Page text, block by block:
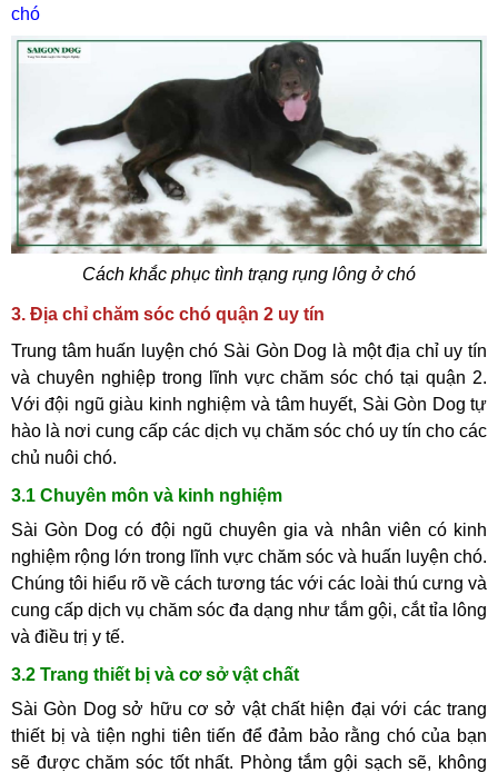
chó
Cách khắc phục tình trạng rụng lông ở chó
3. Địa chỉ chăm sóc chó quận 2 uy tín
Trung tâm huấn luyện chó Sài Gòn Dog là một địa chỉ uy tín
và chuyên nghiệp trong lĩnh vực chăm sóc chó tại quận 2.
Với đội ngũ giàu kinh nghiệm và tâm huyết, Sài Gòn Dog tự
hào là nơi cung cấp các dịch vụ chăm sóc chó uy tín cho các
chủ nuôi chó.
3.1 Chuyên môn và kinh nghiệm
Sài Gòn Dog có đội ngũ chuyên gia và nhân viên có kinh
nghiệm rộng lớn trong lĩnh vực chăm sóc và huấn luyện chó.
Chúng tôi hiểu rõ về cách tương tác với các loài thú cưng và
cung cấp dịch vụ chăm sóc đa dạng như tắm gội, cắt tỉa lông
và điều trị y tế.
3.2 Trang thiết bị và cơ sở vật chất
Sài Gòn Dog sở hữu cơ sở vật chất hiện đại với các trang
thiết bị và tiện nghi tiên tiến để đảm bảo rằng chó của bạn
sẽ được chăm sóc tốt nhất. Phòng tắm gội sạch sẽ, không